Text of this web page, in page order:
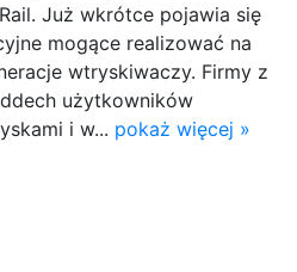
Już wkrótce pojawia się
mogące realizować na
wtryskiwaczy. Firmy z
użytkowników
i w... pokaż więcej »